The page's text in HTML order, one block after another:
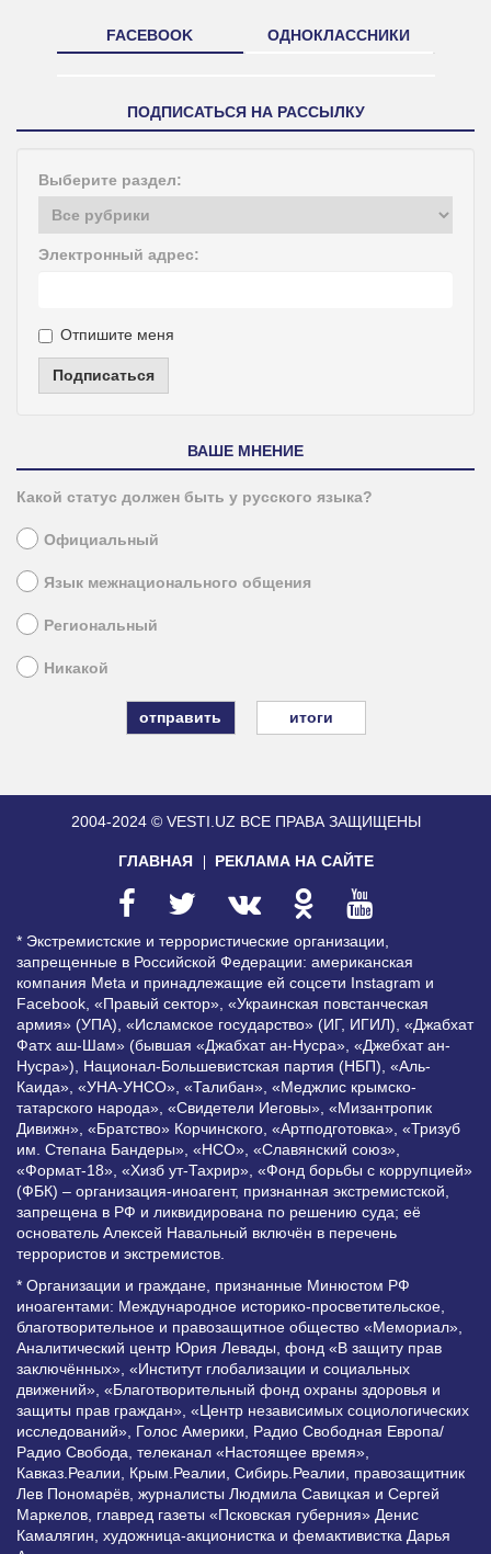
FACEBOOK ОДНОКЛАССНИКИ
ПОДПИСАТЬСЯ НА РАССЫЛКУ
Выберите раздел:
Электронный адрес:
Отпишите меня
Подписаться
ВАШЕ МНЕНИЕ
Какой статус должен быть у русского языка?
Официальный
Язык межнационального общения
Региональный
Никакой
итоги
2004-2024 © VESTI.UZ ВСЕ ПРАВА ЗАЩИЩЕНЫ
ГЛАВНАЯ РЕКЛАМА НА САЙТЕ
* Экстремистские и террористические организации,
запрещенные в Российской Федерации: американская
компания Meta и принадлежащие ей соцсети Instagram и
Facebook, «Правый сектор», «Украинская повстанческая
армия» (УПА), «Исламское государство» (ИГ, ИГИЛ), «Джабхат
Фатх аш-Шам» (бывшая «Джабхат ан-Нусра», «Джебхат ан-
Нусра»), Национал-Большевистская партия (НБП), «Аль-
Каида», «УНА-УНСО», «Талибан», «Меджлис крымско-
татарского народа», «Свидетели Иеговы», «Мизантропик
Дивижн», «Братство» Корчинского, «Артподготовка», «Тризуб
им. Степана Бандеры», «НСО», «Славянский союз»,
«Формат-18», «Хизб ут-Тахрир», «Фонд борьбы с коррупцией»
(ФБК) – организация-иноагент, признанная экстремистской,
запрещена в РФ и ликвидирована по решению суда; её
основатель Алексей Навальный включён в перечень
террористов и экстремистов.
* Организации и граждане, признанные Минюстом РФ
иноагентами: Международное историко-просветительское,
благотворительное и правозащитное общество «Мемориал»,
Аналитический центр Юрия Левады, фонд «В защиту прав
заключённых», «Институт глобализации и социальных
движений», «Благотворительный фонд охраны здоровья и
защиты прав граждан», «Центр независимых социологических
исследований», Голос Америки, Радио Свободная Европа/
Радио Свобода, телеканал «Настоящее время»,
Кавказ.Реалии, Крым.Реалии, Сибирь.Реалии, правозащитник
Лев Пономарёв, журналисты Людмила Савицкая и Сергей
Маркелов, главред газеты «Псковская губерния» Денис
Камалягин, художница-акционистка и фемактивистка Дарья